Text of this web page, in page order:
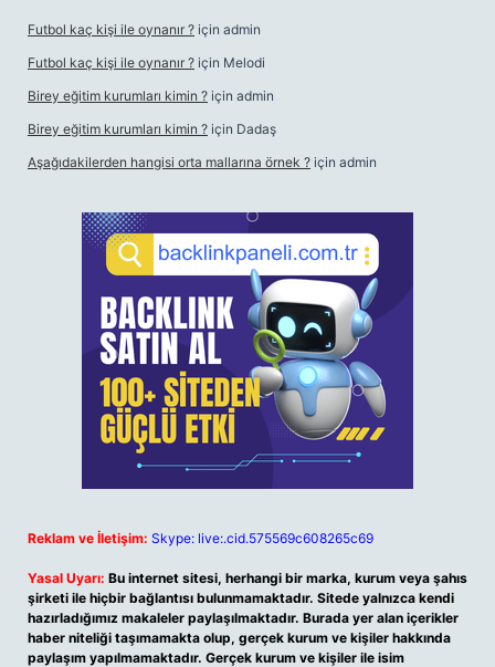
Futbol kaç kişi ile oynanır ? için admin
Futbol kaç kişi ile oynanır ? için Melodi
Birey eğitim kurumları kimin ? için admin
Birey eğitim kurumları kimin ? için Dadaş
Aşağıdakilerden hangisi orta mallarına örnek ? için admin
Reklam ve İletişim: Skype: live:.cid.575569c608265c69
Yasal Uyarı: Bu internet sitesi, herhangi bir marka, kurum veya şahıs
şirketi ile hiçbir bağlantısı bulunmamaktadır. Sitede yalnızca kendi
hazırladığımız makaleler paylaşılmaktadır. Burada yer alan içerikler
haber niteliği taşımamakta olup, gerçek kurum ve kişiler hakkında
paylaşım yapılmamaktadır. Gerçek kurum ve kişiler ile isim